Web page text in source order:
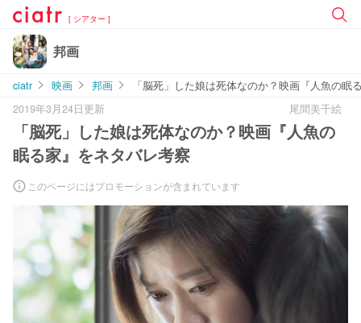
[ シアター ]
邦画
ciatr 映画 邦画
「脳死」した娘は死体なのか？映画『人魚の眠
2019年3月24日更新
尾間美千絵
「脳死」した娘は死体なのか？映画『人魚の
眠る家』をネタバレ考察
このページにはプロモーションが含まれています